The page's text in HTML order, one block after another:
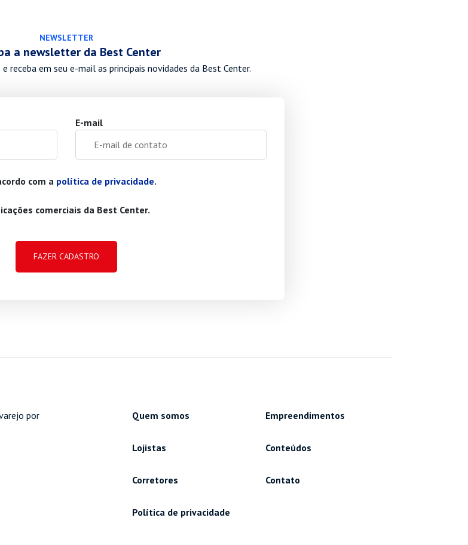
NEWSLETTER
a newsletter da Best Center
receba em seu e-mail as principais novidades da Best Center.
E-mail
com a política de privacidade.
comerciais da Best Center.
por
Quem somos Empreendimentos
Lojistas Conteúdos
Corretores Contato
Política de privacidade